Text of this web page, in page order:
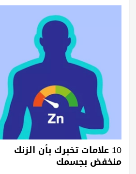
10 علامات تخبرك بأن الزنك
منخفض بجسمك